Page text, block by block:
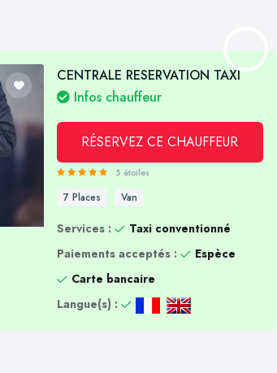
CENTRALE RESERVATION TAXI
Infos chauffeur
RÉSERVEZ CE CHAUFFEUR
5 étoiles
7 Places Van
Services :
Taxi conventionné
Paiements acceptés :
Espèce
Carte bancaire
Langue(s) :